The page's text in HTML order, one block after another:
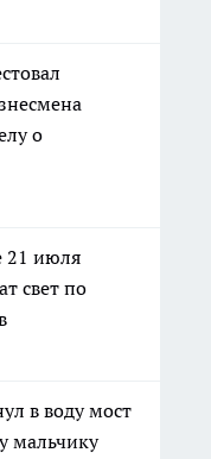
о
21 июля
свет по
в воду мост
мальчику